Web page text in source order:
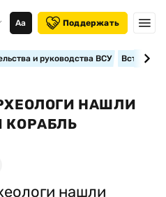
Аа Поддержать
и руководства ВСУ
НАШЛИ